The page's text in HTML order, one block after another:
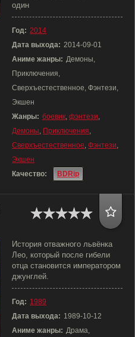
один
Год: 2014
Дата выхода: 2014-09-01
Аниме жанры: Демоны,
Приключения,
Сверхъестественное, Фэнтези,
Экшен
Жанры: боевик, фэнтези,
Демоны, Приключения,
Сверхъестественное, Фэнтези,
Экшен
Качество:
BDRip
История отважного львёнка
Лео, который после гибели
отца становится императором
джунглей.
Год: 1989
Дата выхода: 1989-10-12
Аниме жанры: Драма,